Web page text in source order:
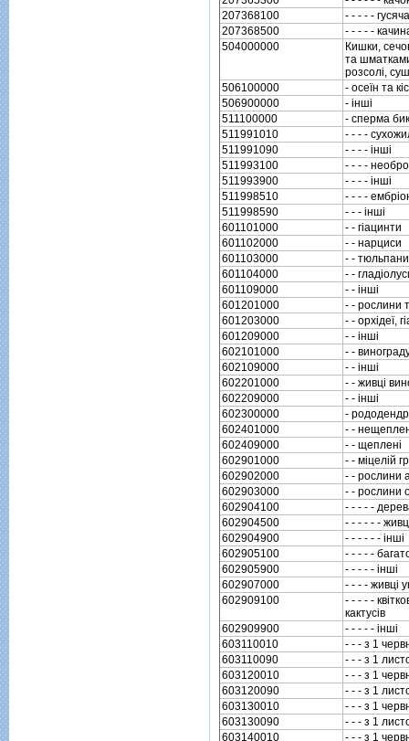
207368100
- - - - -
207368500
- - - - -
504000000
Кишки,
та
розсолi,
506100000
- осеїн та
506900000
- iншi
511100000
- сперма
511991010
- - - -
511991090
- - - - iншi
511993100
- - - -
511993900
- - - - iншi
511998510
- - - -
511998590
- - - iншi
601101000
- - гiацинти
601102000
- - нарциси
601103000
- - тюльпани
601104000
- -
601109000
- - iншi
601201000
- - рослини
601203000
- - орхiдеї,
601209000
- - iншi
602101000
- -
602109000
- - iншi
602201000
- - живцi
602209000
- - iншi
602300000
-
602401000
- -
602409000
- - щепленi
602901000
- - мiцелiй
602902000
- - рослини
602903000
- - рослини
602904100
- - - - -
602904500
- - - - - -
602904900
- - - - - - iншi
602905100
- - - - -
602905900
- - - - - iншi
602907000
- - - - живцi
602909100
- - - - -
кактусiв
602909900
- - - - - iншi
603110010
- - - з 1
603110090
- - - з 1
603120010
- - - з 1
603120090
- - - з 1
603130010
- - - з 1
603130090
- - - з 1
603140010
- - - з 1